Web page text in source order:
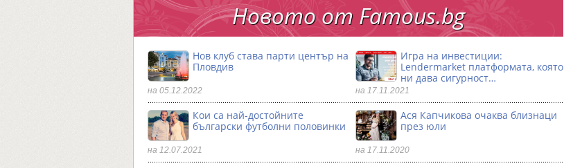
Новото от Famous.bg
Нов клуб става парти център на
Пловдив
на 05.12.2022
Игра на инвестиции:
Lendermarket платформата, която
ни дава сигурност…
на 17.11.2021
Кои са най-достойните
български футболни половинки
на 12.07.2021
Ася Капчикова очаква близнаци
през юли
на 17.11.2020